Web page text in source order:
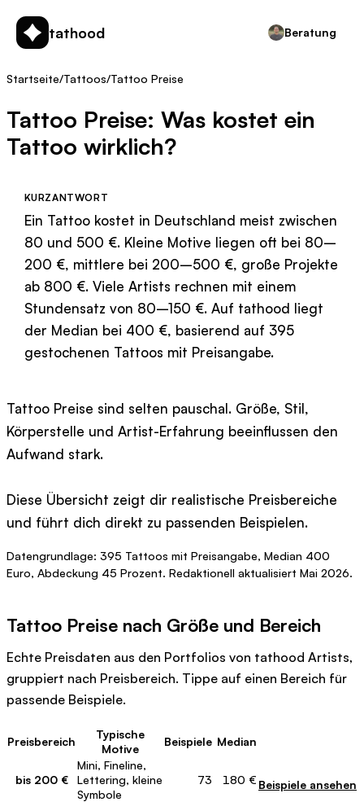
tathood Beratung
Startseite/Tattoos/Tattoo Preise
Tattoo Preise: Was kostet ein
Tattoo wirklich?
KURZANTWORT
Ein Tattoo kostet in Deutschland meist zwischen
80 und 500 €. Kleine Motive liegen oft bei 80–
200 €, mittlere bei 200–500 €, große Projekte
ab 800 €. Viele Artists rechnen mit einem
Stundensatz von 80–150 €. Auf tathood liegt
der Median bei 400 €, basierend auf 395
gestochenen Tattoos mit Preisangabe.
Tattoo Preise sind selten pauschal. Größe, Stil,
Körperstelle und Artist-Erfahrung beeinflussen den
Aufwand stark.
Diese Übersicht zeigt dir realistische Preisbereiche
und führt dich direkt zu passenden Beispielen.
Datengrundlage: 395 Tattoos mit Preisangabe, Median 400
Euro, Abdeckung 45 Prozent. Redaktionell aktualisiert Mai 2026.
Tattoo Preise nach Größe und Bereich
Echte Preisdaten aus den Portfolios von tathood Artists,
gruppiert nach Preisbereich. Tippe auf einen Bereich für
passende Beispiele.
Preisbereich
Typische
Motive
Beispiele Median
bis 200 €
Mini, Fineline,
Lettering, kleine
Symbole
73 180 € Beispiele ansehen